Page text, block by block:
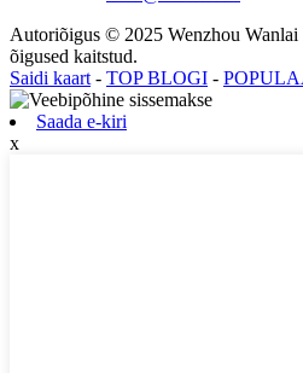
Autoriõigus © 2025 Wenzhou
õigused kaitstud.
Saidi kaart - TOP BLOGI -
Saada e-kiri
x